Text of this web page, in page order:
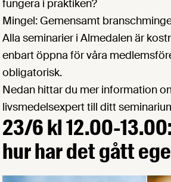
fungera i praktiken?
Mingel: Gemensamt
Alla seminarier i Almedalen är
enbart öppna för våra
obligatorisk.
Nedan hittar du mer information
livsmedelsexpert till ditt
23/6 kl 12.00-
hur har det gått